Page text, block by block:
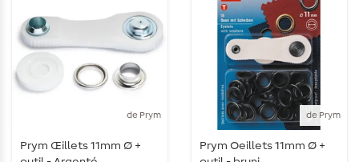
de Prym
Prym Œillets 11mm Ø +
de Prym
Prym Oeillets 11mm Ø +